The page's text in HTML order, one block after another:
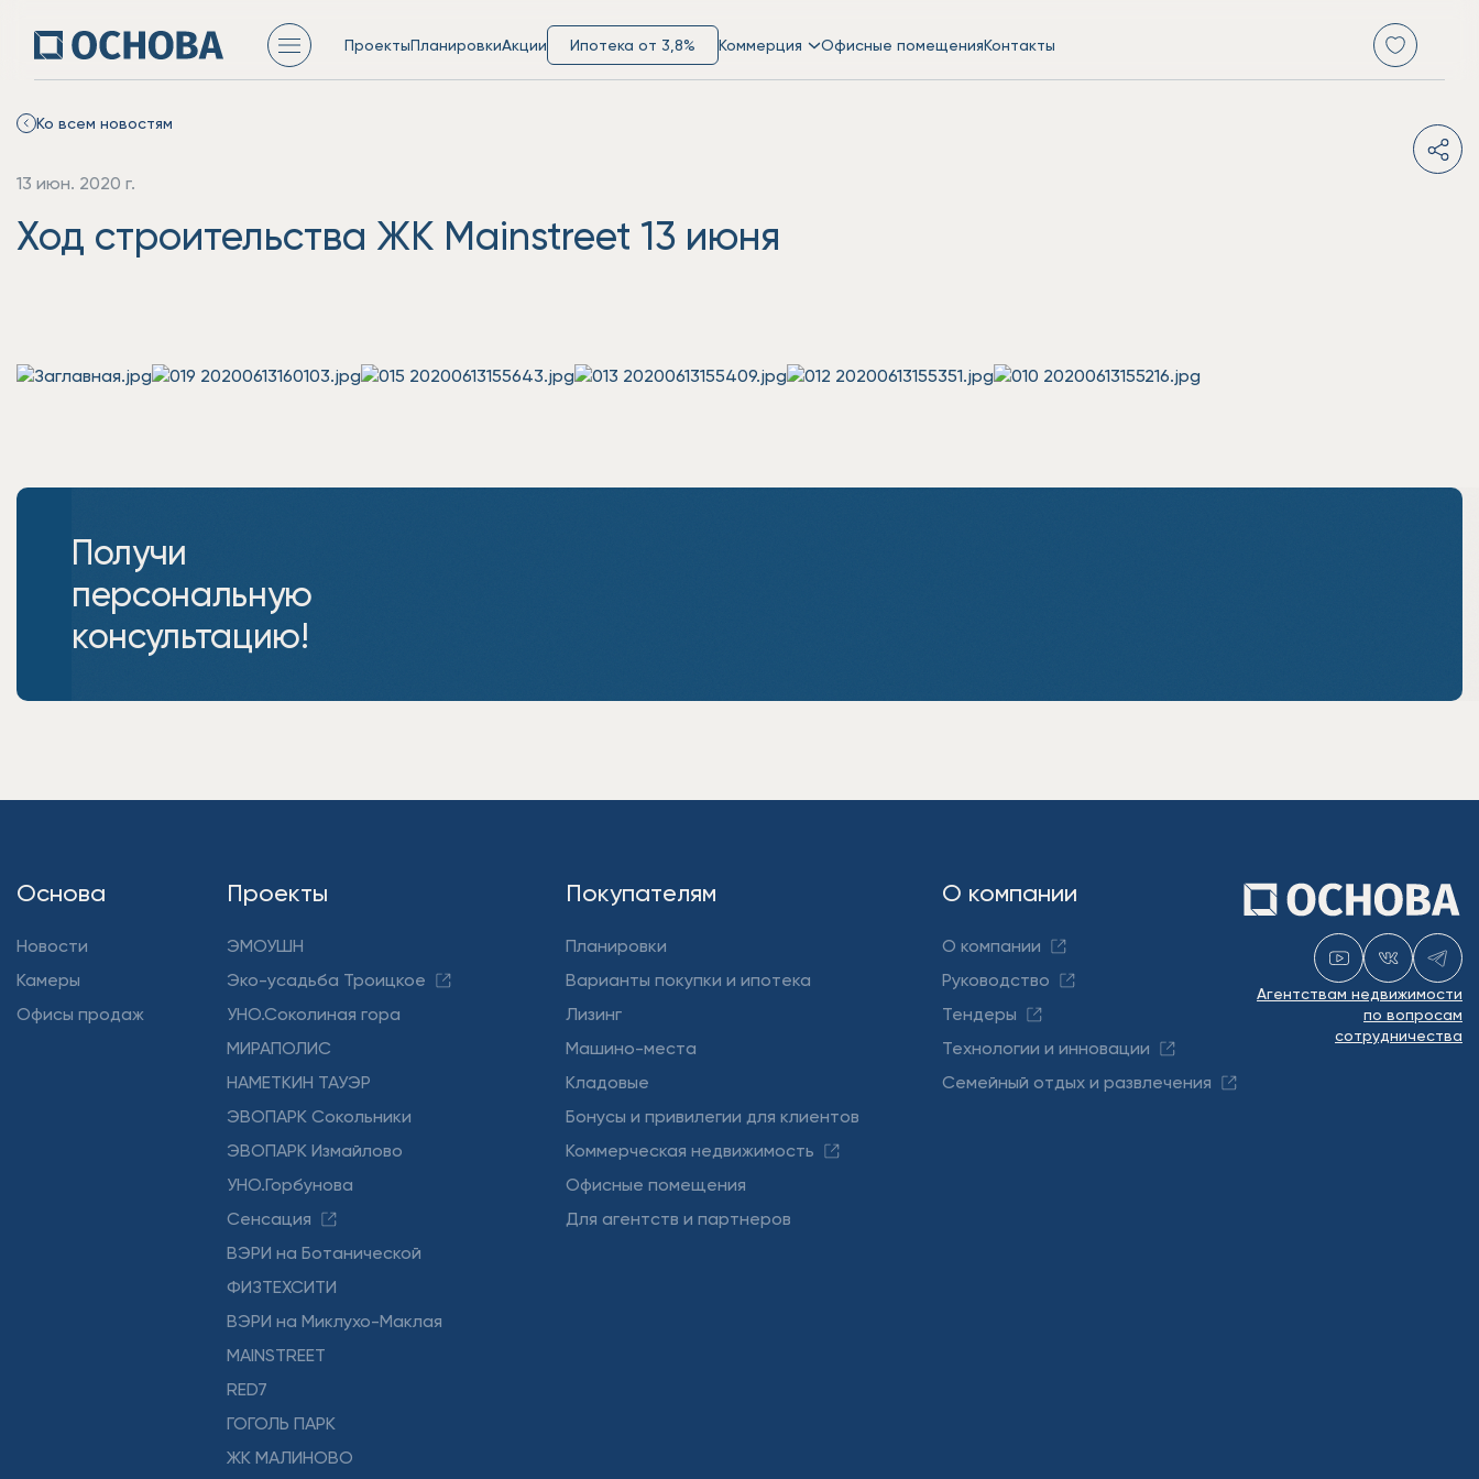
ПроектыПланировкиАкции Ипотека от 3,8% Коммерция Офисные помещенияКонтакты
Ко всем новостям
13 июн. 2020 г.
Ход строительства ЖК Mainstreet 13 июня
Получи
персональную
консультацию!
Основа
Новости
Камеры
Офисы продаж
Проекты
ЭМОУШН
Эко-усадьба Троицкое
УНО.Соколиная гора
МИРАПОЛИС
НАМЕТКИН ТАУЭР
ЭВОПАРК Сокольники
ЭВОПАРК Измайлово
УНО.Горбунова
Сенсация
ВЭРИ на Ботанической
ФИЗТЕХСИТИ
ВЭРИ на Миклухо-Маклая
MAINSTREET
RED7
ГОГОЛЬ ПАРК
ЖК МАЛИНОВО
Покупателям
Планировки
Варианты покупки и ипотека
Лизинг
Машино-места
Кладовые
Бонусы и привилегии для клиентов
Коммерческая недвижимость
Офисные помещения
Для агентств и партнеров
О компании
О компании
Руководство
Тендеры
Технологии и инновации
Семейный отдых и развлечения
Агентствам недвижимости
по вопросам
сотрудничества